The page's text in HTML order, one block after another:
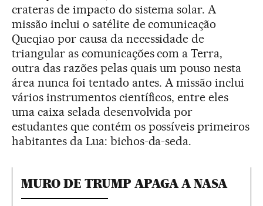
crateras de impacto do sistema solar. A
missão inclui o satélite de comunicação
Queqiao por causa da necessidade de
triangular as comunicações com a Terra,
outra das razões pelas quais um pouso nesta
área nunca foi tentado antes. A missão inclui
vários instrumentos científicos, entre eles
uma caixa selada desenvolvida por
estudantes que contém os possíveis primeiros
habitantes da Lua: bichos-da-seda.
MURO DE TRUMP APAGA A NASA